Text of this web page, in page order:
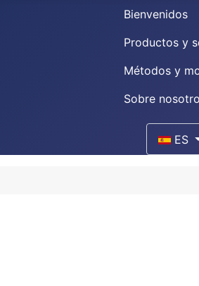
Bienvenidos
Productos y
Métodos y
Sobre
ES